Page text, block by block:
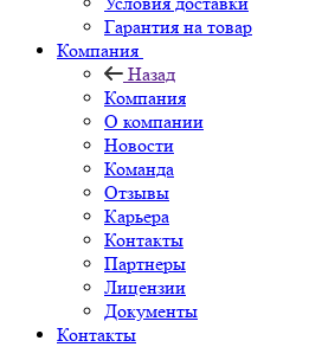
Гарантия на товар
Компания
Назад
Компания
О компании
Новости
Команда
Отзывы
Карьера
Контакты
Партнеры
Лицензии
Документы
Контакты